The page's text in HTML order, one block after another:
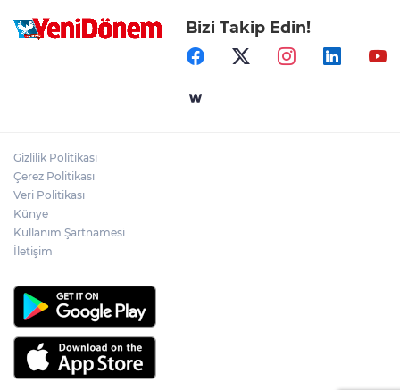
Bizi Takip Edin!
Gizlilik Politikası
Çerez Politikası
Veri Politikası
Künye
Kullanım Şartnamesi
İletişim